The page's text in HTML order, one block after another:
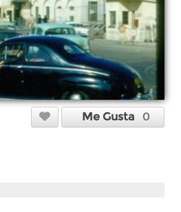
Me Gusta 0